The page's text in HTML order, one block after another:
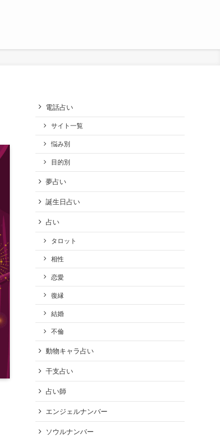
電話占い
サイト一覧
悩み別
目的別
夢占い
誕生日占い
占い
タロット
相性
恋愛
復縁
結婚
不倫
動物キャラ占い
干支占い
占い師
エンジェルナンバー
ソウルナンバー